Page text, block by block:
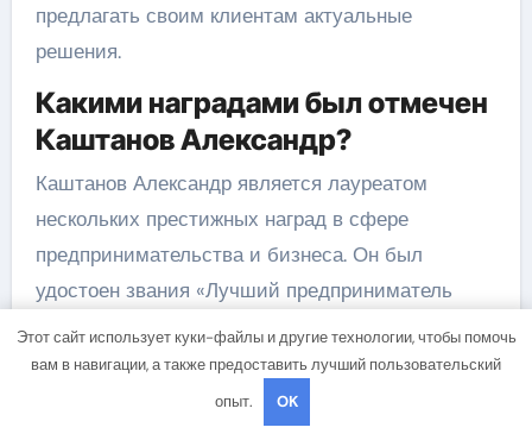
предлагать своим клиентам актуальные
решения.
Какими наградами был отмечен
Каштанов Александр?
Каштанов Александр является лауреатом
нескольких престижных наград в сфере
предпринимательства и бизнеса. Он был
удостоен звания «Лучший предприниматель
года» в 2018 году и получил признание от
экспертов за свои инновационные проекты и
успешное развитие бизнеса. Также его компании
неоднократно становились победителями
Этот сайт использует куки-файлы и другие технологии, чтобы помочь
вам в навигации, а также предоставить лучший пользовательский
опыт.
OK